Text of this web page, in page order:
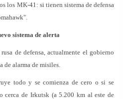
los MK-41: si tienen sistema de defensa
sistema de alerta
de defensa, actualmente el gobierno
de alarma de misiles.
todo y se comienza de cero o si se
cerca de Irkutsk (a 5.200 km al este de